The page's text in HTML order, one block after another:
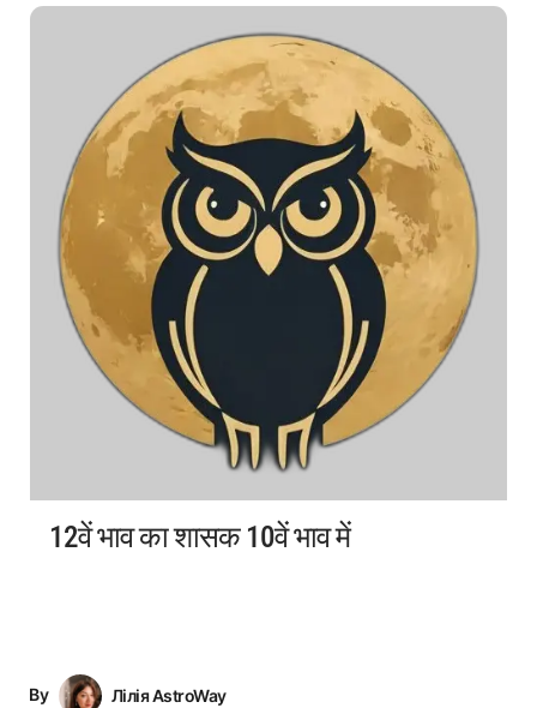
12वें भाव का शासक 10वें भाव में
By
Лілія AstroWay